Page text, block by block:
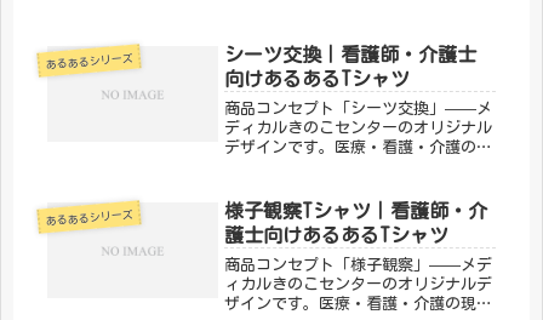
ちろん、プレゼントにもぴったりで
す。「メディカルきのこセンター」が
手が...
あるあるシリーズ
シーツ交換｜看護師・介護士
向けあるあるTシャツ
商品コンセプト「シーツ交換」——メ
ディカルきのこセンターのオリジナル
デザインです。医療・看護・介護の現
ろん、プレゼントにもぴったりです。
「メディカルきのこセンター」が手が
け...
あるあるシリーズ
様子観察Tシャツ｜看護師・介
護士向けあるあるTシャツ
商品コンセプト「様子観察」——メデ
ィカルきのこセンターのオリジナルデ
ザインです。医療・看護・介護の現場